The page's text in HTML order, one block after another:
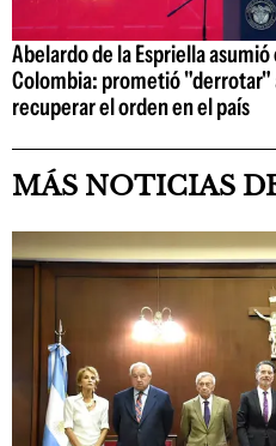
Abelardo de la Espriella
Colombia: prometió
recuperar el orden en el país
MÁS NOTICIAS